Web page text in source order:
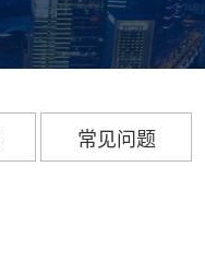
常见问题